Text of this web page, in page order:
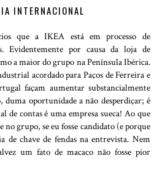
INTERNACIONAL
que a IKEA está em processo de
Evidentemente por causa da loja de
a maior do grupo na Península Ibérica.
acordado para Paços de Ferreira e
façam aumentar substancialmente
duma oportunidade a não desperdiçar; é
de contas é uma empresa sueca! Ao que
grupo, se eu fosse candidato (e porque
de chave de fendas na entrevista. Nem
um fato de macaco não fosse pior